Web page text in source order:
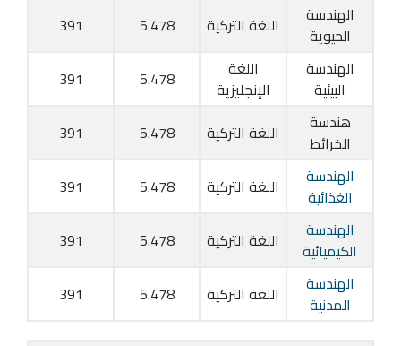
الهندسة
الحيوية
اللغة التركية 5.478
391
الهندسة
البيئية
اللغة
الإنجليزية
5.478
391
هندسة
الخرائط
اللغة التركية 5.478
391
الهندسة
الغذائية
اللغة التركية 5.478
391
الهندسة
الكيميائية
اللغة التركية 5.478
391
الهندسة
المدنية
اللغة التركية 5.478
391